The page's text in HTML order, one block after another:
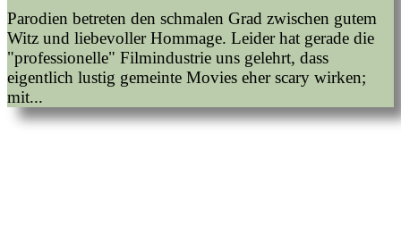
Parodien betreten den schmalen Grad zwischen gutem
Witz und liebevoller Hommage. Leider hat gerade die
"professionelle" Filmindustrie uns gelehrt, dass
eigentlich lustig gemeinte Movies eher scary wirken;
mit...